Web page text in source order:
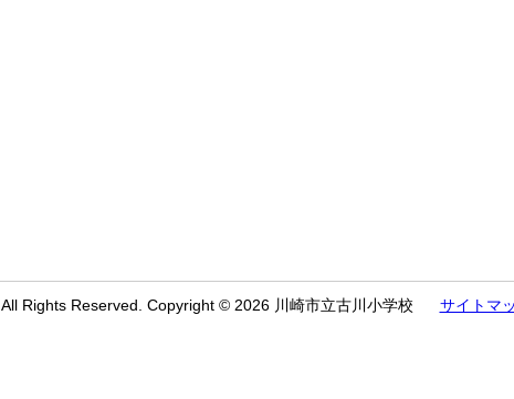
All Rights Reserved. Copyright © 2026 川崎市立古川小学校 サイトマ